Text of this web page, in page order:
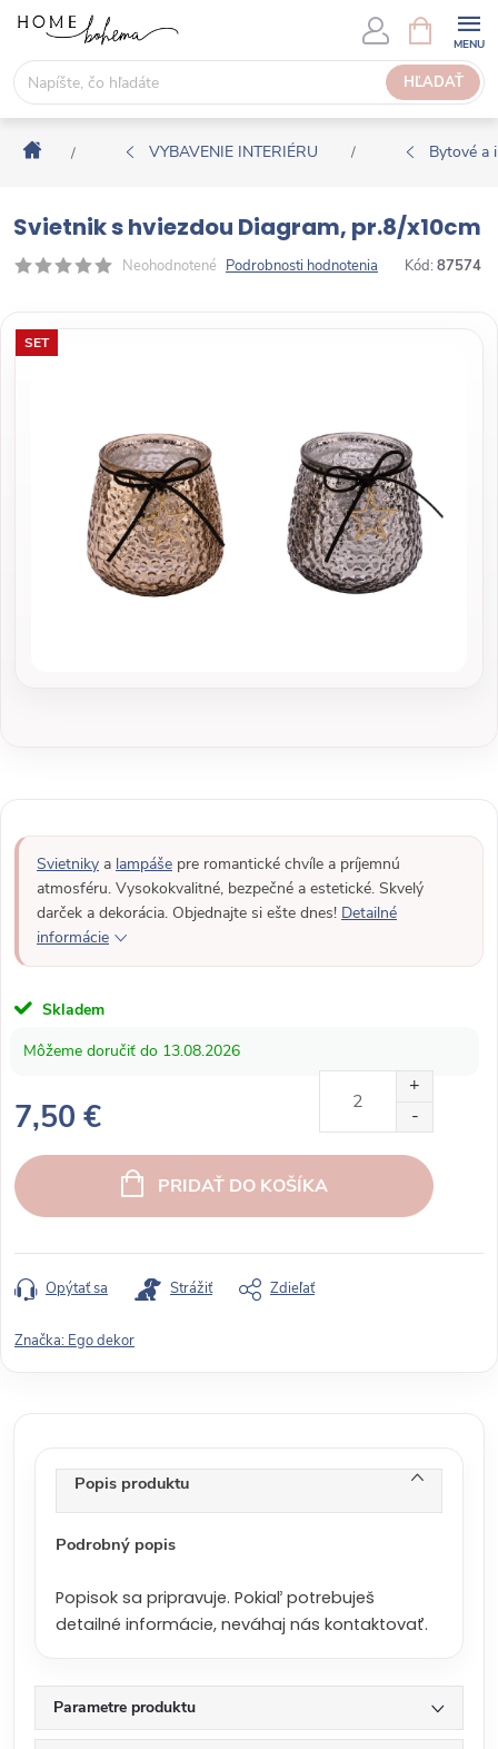
s
HĽADAŤ
Á
K
U
P
N
O
Í
Domov
/ VYBAVENIE INTERIÉRU / Bytové a
Svietnik s hviezdou Diagram, pr.8/x10cm
Neohodnotené Podrobnosti hodnotenia Kód: 87574
SET
Svietniky a lampáše pre romantické chvíle a príjemnú
atmosféru. Vysokokvalitné, bezpečné a estetické. Skvelý
darček a dekorácia. Objednajte si ešte dnes! Detailné
informácie
Skladem
13.08.2026
7,50 €
e
d
o
t
o
PRIDAŤ DO KOŠÍKA
Opýtať sa Strážiť Zdieľať
Značka: Ego dekor
Popis produktu
Podrobný popis
Popisok sa pripravuje. Pokiaľ potrebuješ
detailné informácie, neváhaj nás kontaktovať.
Parametre produktu